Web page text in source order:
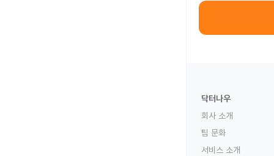
닥터나우
회사 소개
팀 문화
서비스 소개